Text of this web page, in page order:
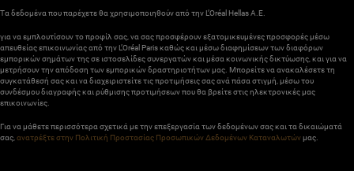
Τα δεδομένα που παρέχετε θα χρησιμοποιηθούν από την L’Oréal Hellas A.E.
για να εμπλουτίσουν το προφίλ σας, να σας προσφέρουν εξατομικευμένες προσφορές μέσω
απευθείας επικοινωνίας από την L’Oréal Paris καθώς και μέσω διαφημίσεων των διαφόρων
εμπορικών σημάτων της σε ιστοσελίδες συνεργατών και μέσα κοινωνικής δικτύωσης, και για να
μετρήσουν την απόδοση των εμπορικών δραστηριοτήτων μας. Μπορείτε να ανακαλέσετε τη
συγκατάθεσή σας και να διαχειριστείτε τις προτιμήσεις σας ανά πάσα στιγμή, μέσω του
συνδέσμου διαγραφής και ρύθμισης προτιμήσεων που θα βρείτε στις ηλεκτρονικές μας
επικοινωνίες.
Για να μάθετε περισσότερα σχετικά με την επεξεργασία των δεδομένων σας και τα δικαιώματά
σας, ανατρέξτε στην Πολιτική Προστασίας Προσωπικών Δεδομένων Καταναλωτώνμας.